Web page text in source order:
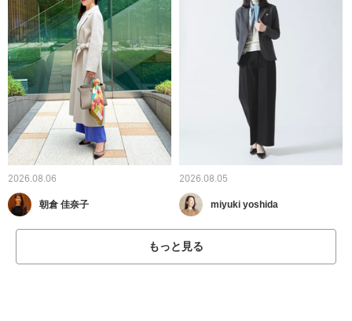
2026.08.06
朝倉 佳奈子
2026.08.05
miyuki yoshida
もっと見る